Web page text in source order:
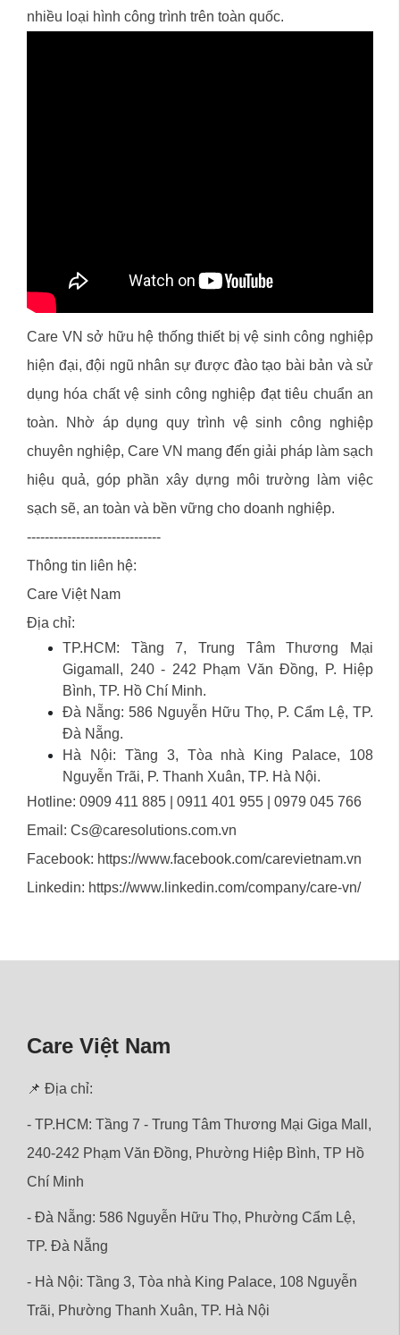
nhiều loại hình công trình trên toàn quốc.
Care VN sở hữu hệ thống thiết bị vệ sinh công nghiệp
hiện đại, đội ngũ nhân sự được đào tạo bài bản và sử
dụng hóa chất vệ sinh công nghiệp đạt tiêu chuẩn an
toàn. Nhờ áp dụng quy trình vệ sinh công nghiệp
chuyên nghiệp, Care VN mang đến giải pháp làm sạch
hiệu quả, góp phần xây dựng môi trường làm việc
sạch sẽ, an toàn và bền vững cho doanh nghiệp.
------------------------------
Thông tin liên hệ:
Care Việt Nam
Địa chỉ:
TP.HCM: Tầng 7, Trung Tâm Thương Mại
Gigamall, 240 - 242 Phạm Văn Đồng, P. Hiệp
Bình, TP. Hồ Chí Minh.
Đà Nẵng: 586 Nguyễn Hữu Thọ, P. Cẩm Lệ, TP.
Đà Nẵng.
Hà Nội: Tầng 3, Tòa nhà King Palace, 108
Nguyễn Trãi, P. Thanh Xuân, TP. Hà Nội.
Hotline: 0909 411 885 | 0911 401 955 | 0979 045 766
Email: Cs@caresolutions.com.vn
Facebook: https://www.facebook.com/carevietnam.vn
Linkedin: https://www.linkedin.com/company/care-vn/
Care Việt Nam
📌 Địa chỉ:
- TP.HCM: Tầng 7 - Trung Tâm Thương Mại Giga Mall,
240-242 Phạm Văn Đồng, Phường Hiệp Bình, TP Hồ
Chí Minh
- Đà Nẵng: 586 Nguyễn Hữu Thọ, Phường Cẩm Lệ,
TP. Đà Nẵng
- Hà Nội: Tầng 3, Tòa nhà King Palace, 108 Nguyễn
Trãi, Phường Thanh Xuân, TP. Hà Nội